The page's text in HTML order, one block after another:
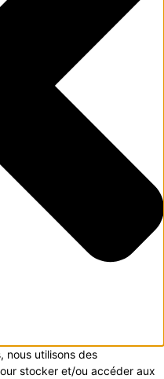
nous utilisons des
stocker et/ou accéder aux